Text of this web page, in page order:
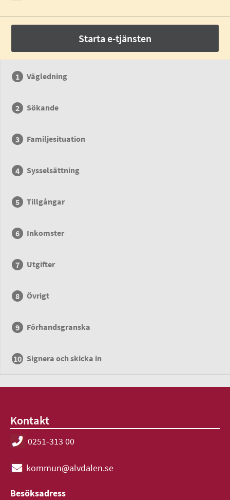
Starta e-tjänsten
Vägledning
Sökande
Familjesituation
Sysselsättning
Tillgångar
Inkomster
Utgifter
Övrigt
Förhandsgranska
Signera och skicka in
Kontakt
0251-313 00
kommun@alvdalen.se
Besöksadress